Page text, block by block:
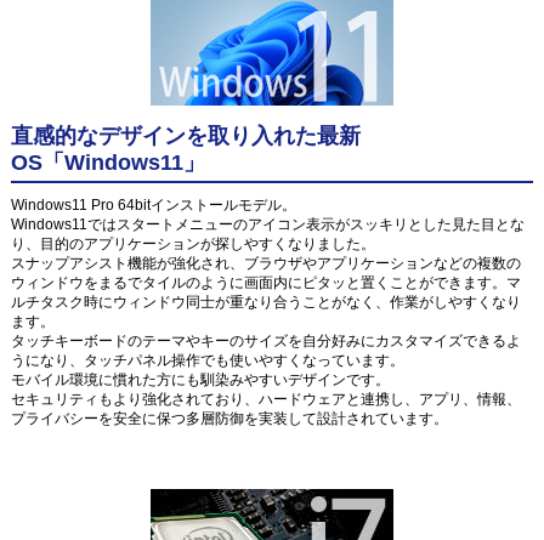
直感的なデザインを取り入れた最新
OS「Windows11」
Windows11 Pro 64bitインストールモデル。
Windows11ではスタートメニューのアイコン表示がスッキリとした見た目とな
り、目的のアプリケーションが探しやすくなりました。
スナップアシスト機能が強化され、ブラウザやアプリケーションなどの複数の
ウィンドウをまるでタイルのように画面内にピタッと置くことができます。マ
ルチタスク時にウィンドウ同士が重なり合うことがなく、作業がしやすくなり
ます。
タッチキーボードのテーマやキーのサイズを自分好みにカスタマイズできるよ
うになり、タッチパネル操作でも使いやすくなっています。
モバイル環境に慣れた方にも馴染みやすいデザインです。
セキュリティもより強化されており、ハードウェアと連携し、アプリ、情報、
プライバシーを安全に保つ多層防御を実装して設計されています。